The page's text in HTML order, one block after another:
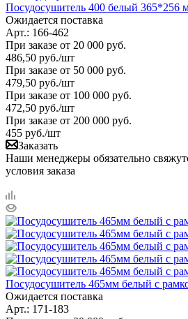
Посудосушитель 400 белый 365*256
Ожидается поставка
Арт.: 166-462
При заказе от 20 000 руб.
486,50 руб./шт
При заказе от 50 000 руб.
479,50 руб./шт
При заказе от 100 000 руб.
472,50 руб./шт
При заказе от 200 000 руб.
455 руб./шт
Заказать
Наши менеджеры обязательно
условия заказа
Посудосушитель 465мм белый с
Ожидается поставка
Арт.: 171-183